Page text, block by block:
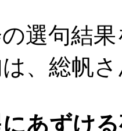
選句結
、総帆
にあず